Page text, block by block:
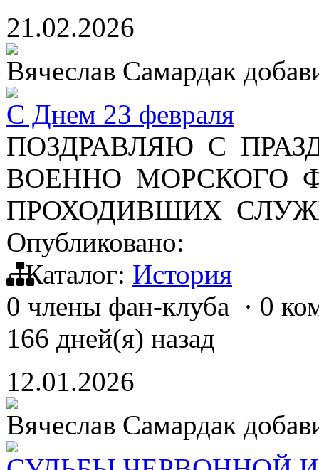
21.02.2026
Вячеслав Самардак
С Днем 23 февраля
ПОЗДРАВЛЯЮ С
ВОЕННО
ПРОХОДИВШИХ
Опубликовано:
Каталог: История
0 члены фан-клуба · 0
166 дней(я) назад
12.01.2026
Вячеслав Самардак